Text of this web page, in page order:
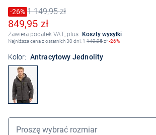
Cena obniżona o
-26%
Stara cena1 149,95 zł
Obniżona cena
849,95 zł
Zawiera podatek VAT, plus Koszty wysyłki
Najniższa cena z ostatnich 30 dni: 1 149,95zł-26%
Kolor: Antracytowy Jednolity
Wybór rozmiaru
Proszę wybrać rozmiar